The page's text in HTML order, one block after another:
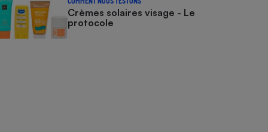
Crèmes solaires visage - Le
protocole